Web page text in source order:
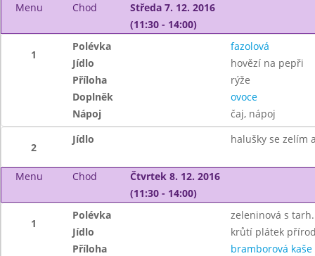
Menu
Chod
Středa 7. 12. 2016
(11:30 - 14:00)
1
Polévka
fazolová
Jídlo
hovězí na pepři
Příloha
rýže
Doplněk
ovoce
Nápoj
čaj, nápoj
2
Jídlo halušky se zelím
Menu Chod
Čtvrtek 8. 12. 2016
(11:30 - 14:00)
1
Polévka
zeleninová s tarh.
Jídlo
krůtí plátek
Příloha
bramborová kaše